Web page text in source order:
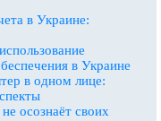
в Украине:
в Украине
в одном лице:
осознаёт своих